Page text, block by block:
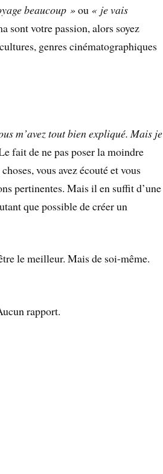
beaucoup »ou « je vais
sont votre passion, alors soyez
genres cinématographiques
m’avez tout bien expliqué. Mais je
fait de ne pas poser la moindre
vous avez écouté et vous
pertinentes. Mais il en suffit d’une
que possible de créer un
le meilleur. Mais de soi-même.
rapport.